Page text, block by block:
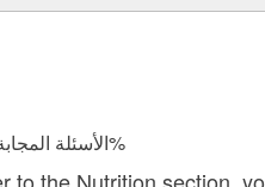
الأسئلة المجابة 6499 | نسبة الرضا 98.2%